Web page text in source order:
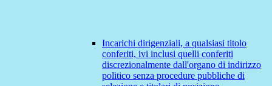
Incarichi dirigenziali, a qualsiasi titolo
conferiti, ivi inclusi quelli conferiti
discrezionalmente dall'organo di indirizzo
politico senza procedure pubbliche di